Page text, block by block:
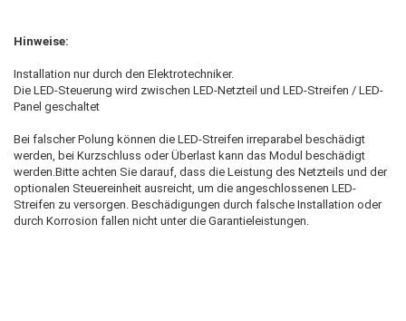
Hinweise:
Installation nur durch den Elektrotechniker.
Die LED-Steuerung wird zwischen LED-Netzteil und LED-Streifen / LED-
Panel geschaltet
Bei falscher Polung können die LED-Streifen irreparabel beschädigt
werden, bei Kurzschluss oder Überlast kann das Modul beschädigt
werden.Bitte achten Sie darauf, dass die Leistung des Netzteils und der
optionalen Steuereinheit ausreicht, um die angeschlossenen LED-
Streifen zu versorgen. Beschädigungen durch falsche Installation oder
durch Korrosion fallen nicht unter die Garantieleistungen.